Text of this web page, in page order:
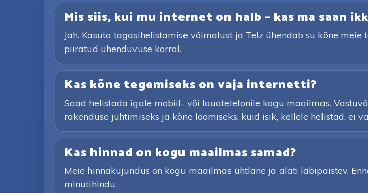
Mis siis, kui mu internet on halb – kas ma saan
Jah. Kasuta tagasihelistamise võimalust ja Telz ühendab su kõne
piiratud ühenduvuse korral.
Kas kõne tegemiseks on vaja internetti?
Saad helistada igale mobiil- või lauatelefonile kogu maailmas.
rakenduse juhtimiseks ja kõne loomiseks, kuid isik, kellele helistad, ei
Kas hinnad on kogu maailmas samad?
Meie hinnakujundus on kogu maailmas ühtlane ja alati läbipaistev.
minutihindu.